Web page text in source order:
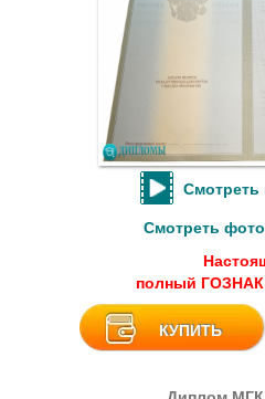
Смотреть
Смотреть
полный ГОЗНАК
КУПИТЬ